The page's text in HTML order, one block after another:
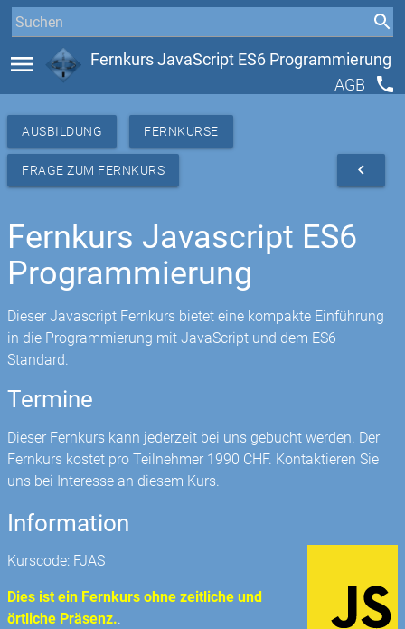
menu
Fernkurs JavaScript ES6 Programmierung
AGB
phone
AUSBILDUNG FERNKURSE
FRAGE ZUM FERNKURS navigate_before
Fernkurs Javascript ES6
Programmierung
Dieser Javascript Fernkurs bietet eine kompakte Einführung
in die Programmierung mit JavaScript und dem ES6
Standard.
Termine
Dieser Fernkurs kann jederzeit bei uns gebucht werden. Der
Fernkurs kostet pro Teilnehmer 1990 CHF. Kontaktieren Sie
uns bei Interesse an diesem Kurs.
Information
Kurscode: FJAS
Dies ist ein Fernkurs ohne zeitliche und
örtliche Präsenz..